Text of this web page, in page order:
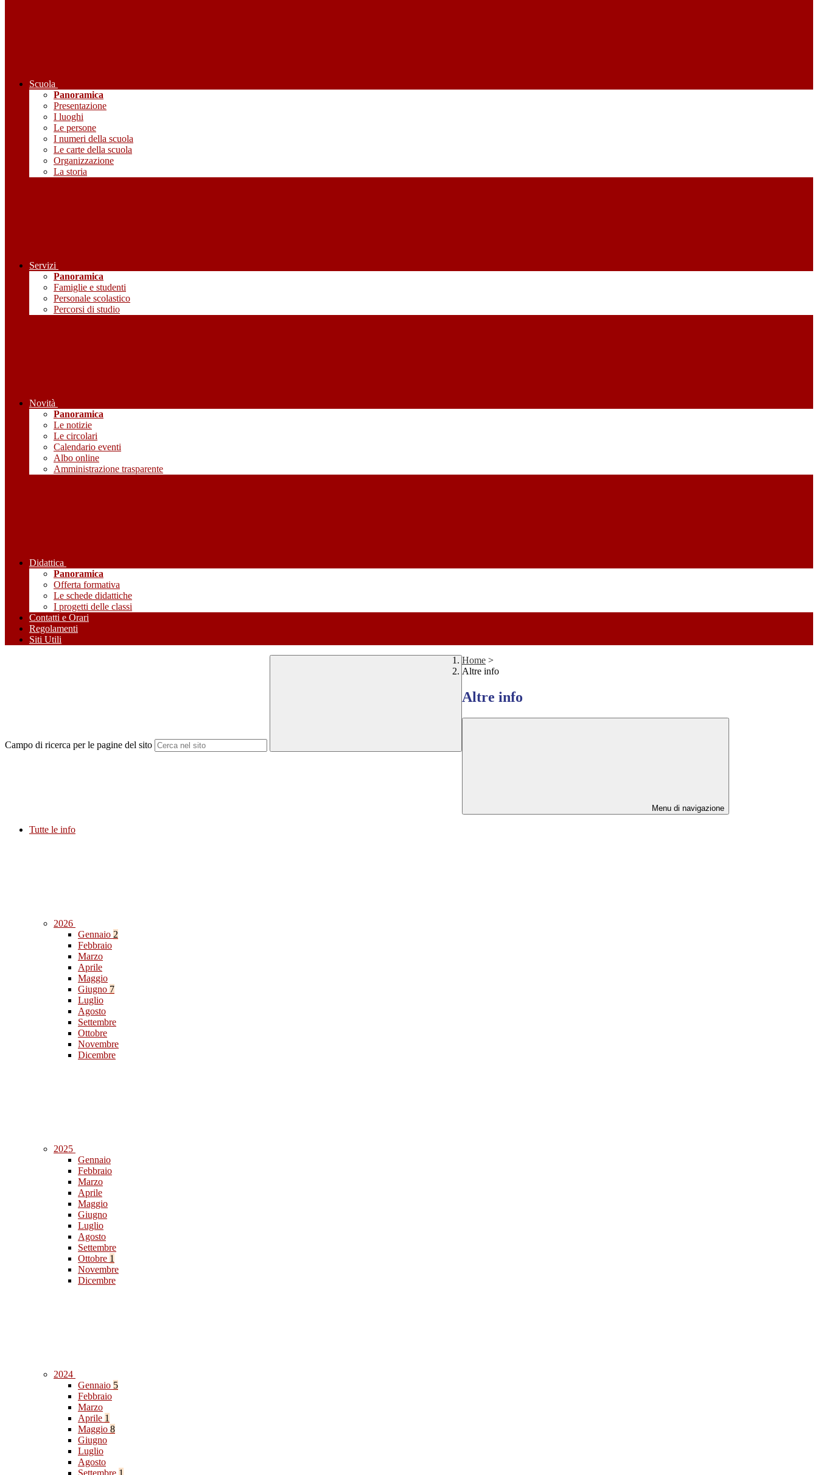
Scuola
Panoramica
Presentazione
I luoghi
Le persone
I numeri della scuola
Le carte della scuola
Organizzazione
La storia
Servizi
Panoramica
Famiglie e studenti
Personale scolastico
Percorsi di studio
Novità
Panoramica
Le notizie
Le circolari
Calendario eventi
Albo online
Amministrazione trasparente
Didattica
Panoramica
Offerta formativa
Le schede didattiche
I progetti delle classi
Contatti e Orari
Regolamenti
Siti Utili
Campo di ricerca per le pagine del sito
Home >
Altre info
Altre info
Menu di navigazione
Tutte le info
2026
Gennaio 2
Febbraio
Marzo
Aprile
Maggio
Giugno 7
Luglio
Agosto
Settembre
Ottobre
Novembre
Dicembre
2025
Gennaio
Febbraio
Marzo
Aprile
Maggio
Giugno
Luglio
Agosto
Settembre
Ottobre 1
Novembre
Dicembre
2024
Gennaio 5
Febbraio
Marzo
Aprile 1
Maggio 8
Giugno
Luglio
Agosto